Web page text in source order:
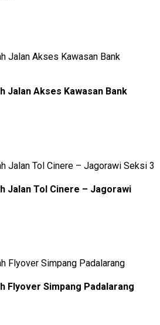
Jalan Akses Kawasan Bank
Jalan Tol Cinere – Jagorawi
Flyover Simpang Padalarang